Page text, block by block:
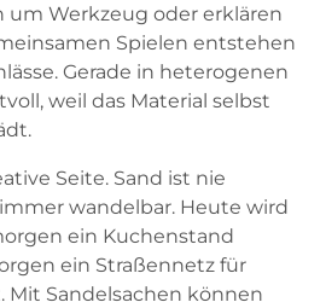
um Werkzeug oder erklären
Spielen entstehen
Gerade in heterogenen
weil das Material selbst
Seite. Sand ist nie
wandelbar. Heute wird
ein Kuchenstand
ein Straßennetz für
Mit Sandelsachen können